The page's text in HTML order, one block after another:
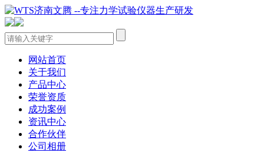
网站首页
关于我们
产品中心
荣誉资质
成功案例
资讯中心
合作伙伴
公司相册